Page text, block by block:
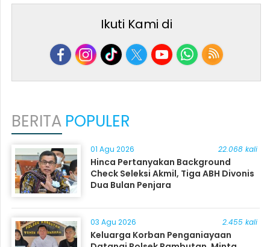
Ikuti Kami di
BERITA POPULER
01 Agu 2026 22.068 kali
Hinca Pertanyakan Background
Check Seleksi Akmil, Tiga ABH Divonis
Dua Bulan Penjara
03 Agu 2026 2.455 kali
Keluarga Korban Penganiayaan